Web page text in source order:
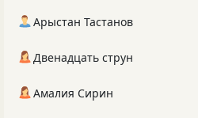
Арыстан Тастанов
Двенадцать струн
Амалия Сирин